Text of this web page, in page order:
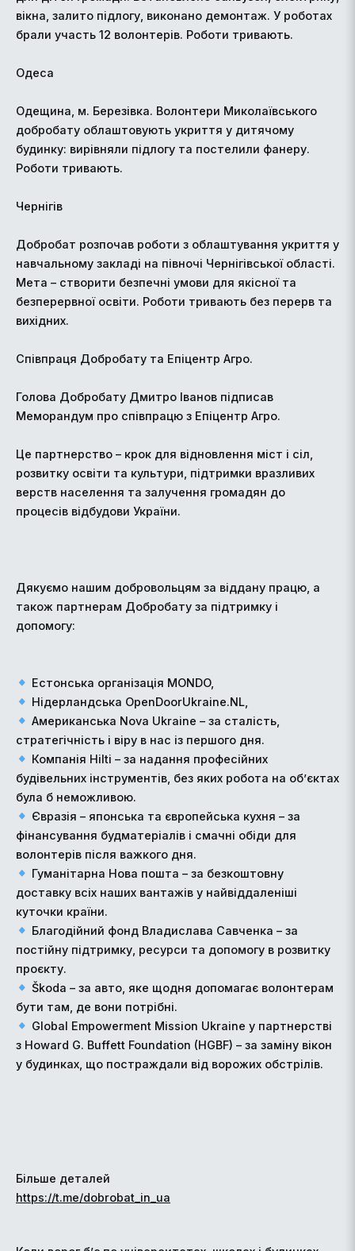
вікна, залито підлогу, виконано демонтаж. У роботах
брали участь 12 волонтерів. Роботи тривають.
Одеса
Одещина, м. Березівка. Волонтери Миколаївського
добробату облаштовують укриття у дитячому
будинку: вирівняли підлогу та постелили фанеру.
Роботи тривають.
Чернігів
Добробат розпочав роботи з облаштування укриття у
навчальному закладі на півночі Чернігівської області.
Мета – створити безпечні умови для якісної та
безперервної освіти. Роботи тривають без перерв та
вихідних.
Співпраця Добробату та Епіцентр Агро.
Голова Добробату Дмитро Іванов підписав
Меморандум про співпрацю з Епіцентр Агро.
Це партнерство – крок для відновлення міст і сіл,
розвитку освіти та культури, підтримки вразливих
верств населення та залучення громадян до
процесів відбудови України.
Дякуємо нашим добровольцям за віддану працю, а
також партнерам Добробату за підтримку і
допомогу:
Естонська організація MONDO,
Нідерландська OpenDoorUkraine.NL,
Американська Nova Ukraine – за сталість,
стратегічність і віру в нас із першого дня.
Компанія Hilti – за надання професійних
будівельних інструментів, без яких робота на об’єктах
була б неможливою.
Євразія – японська та європейська кухня – за
фінансування будматеріалів і смачні обіди для
волонтерів після важкого дня.
Гуманітарна Нова пошта – за безкоштовну
доставку всіх наших вантажів у найвіддаленіші
куточки країни.
Благодійний фонд Владислава Савченка – за
постійну підтримку, ресурси та допомогу в розвитку
проєкту.
Škoda – за авто, яке щодня допомагає волонтерам
бути там, де вони потрібні.
Global Empowerment Mission Ukraine у партнерстві
з Howard G. Buffett Foundation (HGBF) – за заміну вікон
у будинках, що постраждали від ворожих обстрілів.
Більше деталей
https://t.me/dobrobat_in_ua